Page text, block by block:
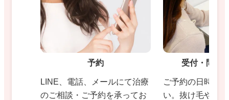
予約
LINE、電話、メールにて治療
のご相談・ご予約を承ってお
受付・問診
ご予約の日時に
い。抜け毛や薄